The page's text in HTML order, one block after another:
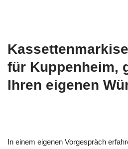
für Kuppenheim,
Ihren eigenen
In einem eigenen Vorgespräch